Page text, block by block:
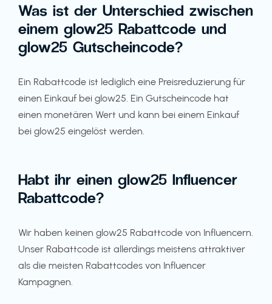
Was ist der Unterschied zwischen
einem glow25 Rabattcode und
glow25 Gutscheincode?
Ein Rabattcode ist lediglich eine Preisreduzierung für
einen Einkauf bei glow25. Ein Gutscheincode hat
einen monetären Wert und kann bei einem Einkauf
bei glow25 eingelöst werden.
Habt ihr einen glow25 Influencer
Rabattcode?
Wir haben keinen glow25 Rabattcode von Influencern.
Unser Rabattcode ist allerdings meistens attraktiver
als die meisten Rabattcodes von Influencer
Kampagnen.